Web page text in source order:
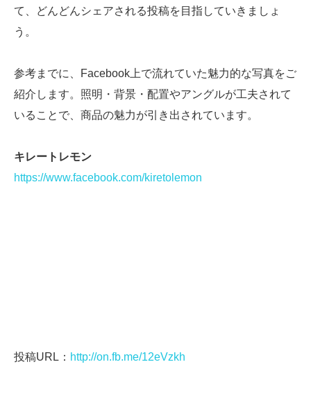
て、どんどんシェアされる投稿を目指していきましょ
う。
参考までに、Facebook上で流れていた魅力的な写真をご
紹介します。照明・背景・配置やアングルが工夫されて
いることで、商品の魅力が引き出されています。
キレートレモン
https://www.facebook.com/kiretolemon
投稿URL： http://on.fb.me/12eVzkh